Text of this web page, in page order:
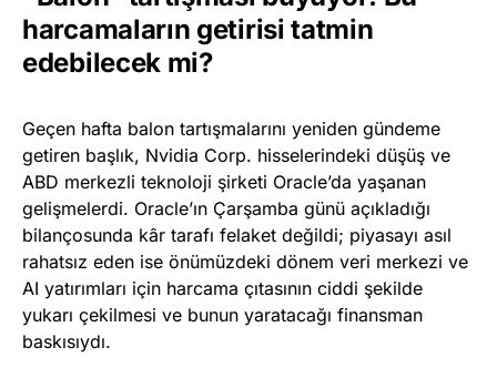
harcamaların getirisi tatmin
edebilecek mi?
Geçen hafta balon tartışmalarını yeniden gündeme
getiren başlık, Nvidia Corp. hisselerindeki düşüş ve
ABD merkezli teknoloji şirketi Oracle’da yaşanan
gelişmelerdi. Oracle’ın Çarşamba günü açıkladığı
bilançosunda kâr tarafı felaket değildi; piyasayı asıl
rahatsız eden ise önümüzdeki dönem veri merkezi ve
AI yatırımları için harcama çıtasının ciddi şekilde
yukarı çekilmesi ve bunun yaratacağı finansman
baskısıydı.